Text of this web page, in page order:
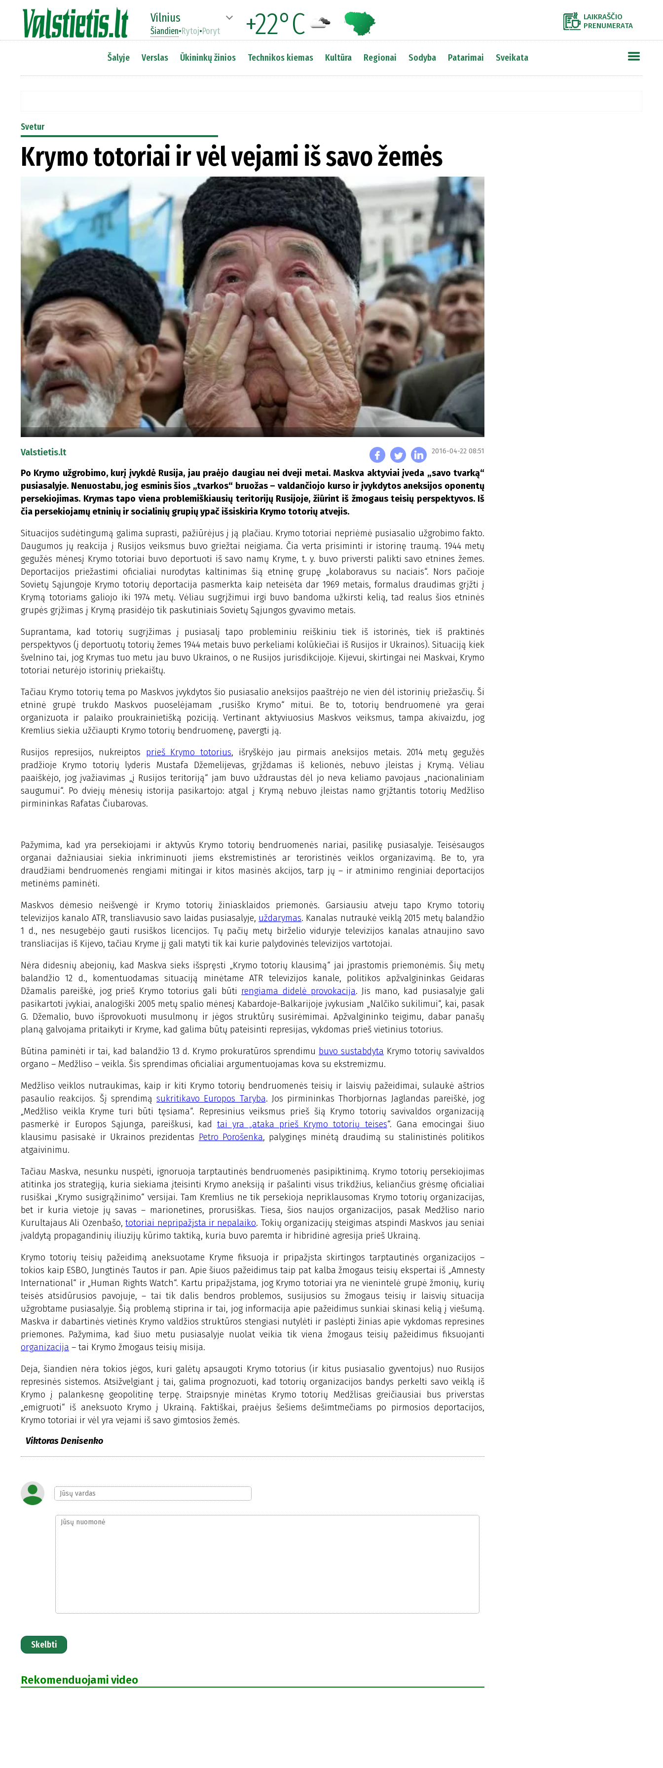
Vilnius +22°C
Šiandien•Rytoj•Poryt
LAIKRAŠČIO
PRENUMERATA
Šalyje Verslas Ūkininkų žinios Technikos kiemas Kultūra Regionai Sodyba Patarimai Sveikata
Svetur
Krymo totoriai ir vėl vejami iš savo žemės
Valstietis.lt 2016-04-22 08:51
Po Krymo užgrobimo, kurį įvykdė Rusija, jau praėjo daugiau nei dveji metai. Maskva aktyviai įveda „savo tvarką“
pusiasalyje. Nenuostabu, jog esminis šios „tvarkos“ bruožas – valdančiojo kurso ir įvykdytos aneksijos oponentų
persekiojimas. Krymas tapo viena problemiškiausių teritorijų Rusijoje, žiūrint iš žmogaus teisių perspektyvos. Iš
čia persekiojamų etninių ir socialinių grupių ypač išsiskiria Krymo totorių atvejis.
Situacijos sudėtingumą galima suprasti, pažiūrėjus į ją plačiau. Krymo totoriai nepriėmė pusiasalio užgrobimo fakto.
Daugumos jų reakcija į Rusijos veiksmus buvo griežtai neigiama. Čia verta prisiminti ir istorinę traumą. 1944 metų
gegužės mėnesį Krymo totoriai buvo deportuoti iš savo namų Kryme, t. y. buvo priversti palikti savo etnines žemes.
Deportacijos priežastimi oficialiai nurodytas kaltinimas šią etninę grupę „kolaboravus su naciais“. Nors pačioje
Sovietų Sąjungoje Krymo totorių deportacija pasmerkta kaip neteisėta dar 1969 metais, formalus draudimas grįžti į
Krymą totoriams galiojo iki 1974 metų. Vėliau sugrįžimui irgi buvo bandoma užkirsti kelią, tad realus šios etninės
grupės grįžimas į Krymą prasidėjo tik paskutiniais Sovietų Sąjungos gyvavimo metais.
Suprantama, kad totorių sugrįžimas į pusiasalį tapo probleminiu reiškiniu tiek iš istorinės, tiek iš praktinės
perspektyvos (į deportuotų totorių žemes 1944 metais buvo perkeliami kolūkiečiai iš Rusijos ir Ukrainos). Situaciją kiek
švelnino tai, jog Krymas tuo metu jau buvo Ukrainos, o ne Rusijos jurisdikcijoje. Kijevui, skirtingai nei Maskvai, Krymo
totoriai neturėjo istorinių priekaištų.
Tačiau Krymo totorių tema po Maskvos įvykdytos šio pusiasalio aneksijos paaštrėjo ne vien dėl istorinių priežasčių. Ši
etninė grupė trukdo Maskvos puoselėjamam „rusiško Krymo“ mitui. Be to, totorių bendruomenė yra gerai
organizuota ir palaiko proukrainietišką poziciją. Vertinant aktyviuosius Maskvos veiksmus, tampa akivaizdu, jog
Kremlius siekia užčiaupti Krymo totorių bendruomenę, pavergti ją.
Rusijos represijos, nukreiptos prieš Krymo totorius, išryškėjo jau pirmais aneksijos metais. 2014 metų gegužės
pradžioje Krymo totorių lyderis Mustafa Džemelijevas, grįždamas iš kelionės, nebuvo įleistas į Krymą. Vėliau
paaiškėjo, jog įvažiavimas „į Rusijos teritoriją“ jam buvo uždraustas dėl jo neva keliamo pavojaus „nacionaliniam
saugumui“. Po dviejų mėnesių istorija pasikartojo: atgal į Krymą nebuvo įleistas namo grįžtantis totorių Medžliso
pirmininkas Rafatas Čiubarovas.
Pažymima, kad yra persekiojami ir aktyvūs Krymo totorių bendruomenės nariai, pasilikę pusiasalyje. Teisėsaugos
organai dažniausiai siekia inkriminuoti jiems ekstremistinės ar teroristinės veiklos organizavimą. Be to, yra
draudžiami bendruomenės rengiami mitingai ir kitos masinės akcijos, tarp jų – ir atminimo renginiai deportacijos
metinėms paminėti.
Maskvos dėmesio neišvengė ir Krymo totorių žiniasklaidos priemonės. Garsiausiu atveju tapo Krymo totorių
televizijos kanalo ATR, transliavusio savo laidas pusiasalyje, uždarymas. Kanalas nutraukė veiklą 2015 metų balandžio
1 d., nes nesugebėjo gauti rusiškos licencijos. Tų pačių metų birželio viduryje televizijos kanalas atnaujino savo
transliacijas iš Kijevo, tačiau Kryme jį gali matyti tik kai kurie palydovinės televizijos vartotojai.
Nėra didesnių abejonių, kad Maskva sieks išspręsti „Krymo totorių klausimą“ jai įprastomis priemonėmis. Šių metų
balandžio 12 d., komentuodamas situaciją minėtame ATR televizijos kanale, politikos apžvalgininkas Geidaras
Džamalis pareiškė, jog prieš Krymo totorius gali būti rengiama didelė provokacija. Jis mano, kad pusiasalyje gali
pasikartoti įvykiai, analogiški 2005 metų spalio mėnesį Kabardoje-Balkarijoje įvykusiam „Nalčiko sukilimui“, kai, pasak
G. Džemalio, buvo išprovokuoti musulmonų ir jėgos struktūrų susirėmimai. Apžvalgininko teigimu, dabar panašų
planą galvojama pritaikyti ir Kryme, kad galima būtų pateisinti represijas, vykdomas prieš vietinius totorius.
Būtina paminėti ir tai, kad balandžio 13 d. Krymo prokuratūros sprendimu buvo sustabdyta Krymo totorių savivaldos
organo – Medžliso – veikla. Šis sprendimas oficialiai argumentuojamas kova su ekstremizmu.
Medžliso veiklos nutraukimas, kaip ir kiti Krymo totorių bendruomenės teisių ir laisvių pažeidimai, sulaukė aštrios
pasaulio reakcijos. Šį sprendimą sukritikavo Europos Taryba. Jos pirmininkas Thorbjornas Jaglandas pareiškė, jog
„Medžliso veikla Kryme turi būti tęsiama“. Represinius veiksmus prieš šią Krymo totorių savivaldos organizaciją
pasmerkė ir Europos Sąjunga, pareiškusi, kad tai yra „ataka prieš Krymo totorių teises“. Gana emocingai šiuo
klausimu pasisakė ir Ukrainos prezidentas Petro Porošenka, palyginęs minėtą draudimą su stalinistinės politikos
atgaivinimu.
Tačiau Maskva, nesunku nuspėti, ignoruoja tarptautinės bendruomenės pasipiktinimą. Krymo totorių persekiojimas
atitinka jos strategiją, kuria siekiama įteisinti Krymo aneksiją ir pašalinti visus trikdžius, keliančius grėsmę oficialiai
rusiškai „Krymo susigrąžinimo“ versijai. Tam Kremlius ne tik persekioja nepriklausomas Krymo totorių organizacijas,
bet ir kuria vietoje jų savas – marionetines, prorusiškas. Tiesa, šios naujos organizacijos, pasak Medžliso nario
Kurultajaus Ali Ozenbašo,totoriai nepripažįsta ir nepalaiko. Tokių organizacijų steigimas atspindi Maskvos jau seniai
įvaldytą propagandinių iliuzijų kūrimo taktiką, kuria buvo paremta ir hibridinė agresija prieš Ukrainą.
Krymo totorių teisių pažeidimą aneksuotame Kryme fiksuoja ir pripažįsta skirtingos tarptautinės organizacijos –
tokios kaip ESBO, Jungtinės Tautos ir pan. Apie šiuos pažeidimus taip pat kalba žmogaus teisių ekspertai iš „Amnesty
International“ ir „Human Rights Watch“. Kartu pripažįstama, jog Krymo totoriai yra ne vienintelė grupė žmonių, kurių
teisės atsidūrusios pavojuje, – tai tik dalis bendros problemos, susijusios su žmogaus teisių ir laisvių situacija
užgrobtame pusiasalyje. Šią problemą stiprina ir tai, jog informacija apie pažeidimus sunkiai skinasi kelią į viešumą.
Maskva ir dabartinės vietinės Krymo valdžios struktūros stengiasi nutylėti ir paslėpti žinias apie vykdomas represines
priemones. Pažymima, kad šiuo metu pusiasalyje nuolat veikia tik viena žmogaus teisių pažeidimus fiksuojanti
organizacija – tai Krymo žmogaus teisių misija.
Deja, šiandien nėra tokios jėgos, kuri galėtų apsaugoti Krymo totorius (ir kitus pusiasalio gyventojus) nuo Rusijos
represinės sistemos. Atsižvelgiant į tai, galima prognozuoti, kad totorių organizacijos bandys perkelti savo veiklą iš
Krymo į palankesnę geopolitinę terpę. Straipsnyje minėtas Krymo totorių Medžlisas greičiausiai bus priverstas
„emigruoti“ iš aneksuoto Krymo į Ukrainą. Faktiškai, praėjus šešiems dešimtmečiams po pirmosios deportacijos,
Krymo totoriai ir vėl yra vejami iš savo gimtosios žemės.
Viktoras Denisenko
Skelbti
Rekomenduojami video